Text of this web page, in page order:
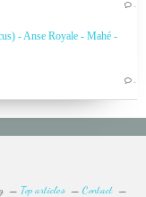
…
- Anse Royale - Mahé -
…
Top articles Contact